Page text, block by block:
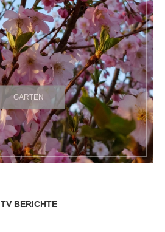
GARTEN
TV BERICHTE